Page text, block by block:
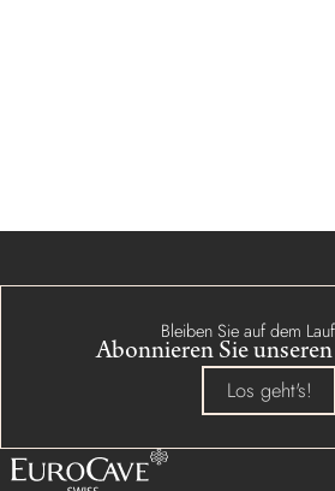
Bleiben Sie auf dem
Abonnieren Sie
Los geht's!